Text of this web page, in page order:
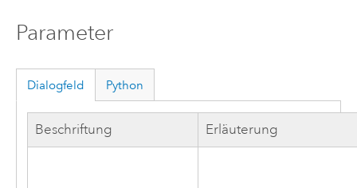
Parameter
Dialogfeld Python
Beschriftung Erläuterung